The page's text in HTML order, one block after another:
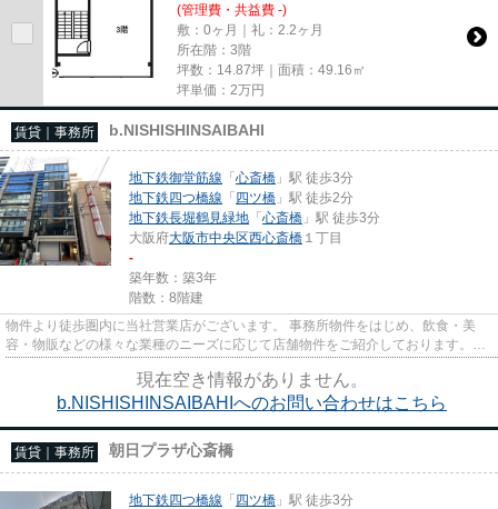
(管理費・共益費 -)
敷：0ヶ月｜礼：2.2ヶ月
所在階：3階
坪数：14.87坪｜面積：49.16㎡
坪単価： 2万円
賃貸｜事務所 b.NISHISHINSAIBAHI
地下鉄御堂筋線 「心斎橋 」駅 徒歩3分
地下鉄四つ橋線 「四ツ橋 」駅 徒歩2分
地下鉄長堀鶴見緑地 「心斎橋 」駅 徒歩3分
大阪府大阪市中央区西心斎橋 １丁目
-
築年数：築3年
階数：8階建
物件より徒歩圏内に当社営業店がございます。 事務所物件をはじめ、飲食・美
容・物販などの様々な業種のニーズに応じて店舗物件をご紹介しております。
尚、弊社ではおとり広告は一切...
現在空き情報がありません。
b.NISHISHINSAIBAHIへのお問い合わせはこちら
賃貸｜事務所 朝日プラザ心斎橋
地下鉄四つ橋線 「四ツ橋 」駅 徒歩3分